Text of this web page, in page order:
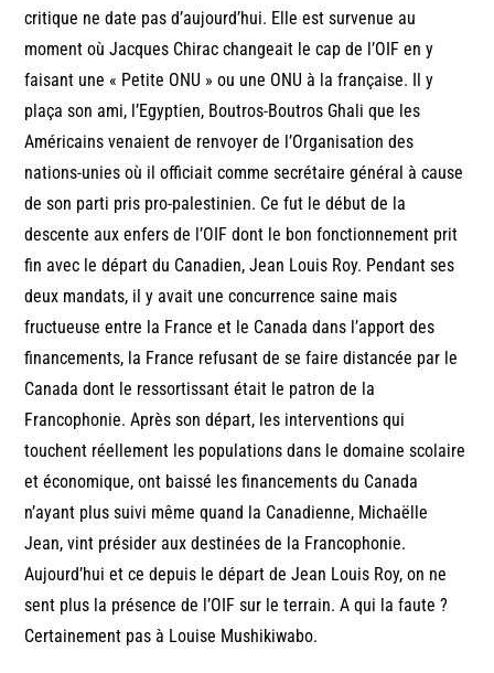
critique ne date pas d’aujourd’hui. Elle est survenue au
moment où Jacques Chirac changeait le cap de l’OIF en y
faisant une « Petite ONU » ou une ONU à la française. Il y
plaça son ami, l’Egyptien, Boutros-Boutros Ghali que les
Américains venaient de renvoyer de l’Organisation des
nations-unies où il officiait comme secrétaire général à cause
de son parti pris pro-palestinien. Ce fut le début de la
descente aux enfers de l’OIF dont le bon fonctionnement prit
fin avec le départ du Canadien, Jean Louis Roy. Pendant ses
deux mandats, il y avait une concurrence saine mais
fructueuse entre la France et le Canada dans l’apport des
financements, la France refusant de se faire distancée par le
Canada dont le ressortissant était le patron de la
Francophonie. Après son départ, les interventions qui
touchent réellement les populations dans le domaine scolaire
et économique, ont baissé les financements du Canada
n’ayant plus suivi même quand la Canadienne, Michaëlle
Jean, vint présider aux destinées de la Francophonie.
Aujourd’hui et ce depuis le départ de Jean Louis Roy, on ne
sent plus la présence de l’OIF sur le terrain. A qui la faute ?
Certainement pas à Louise Mushikiwabo.